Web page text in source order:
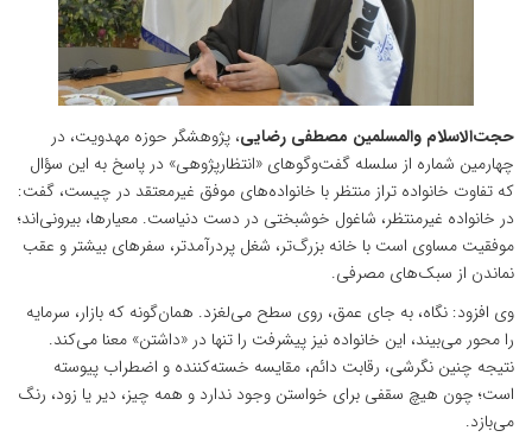
حجت‌الاسلام والمسلمین مصطفی رضایی، پژوهشگر حوزه مهدویت، در
چهارمین شماره از سلسله گفت‌و‌گو‌های «انتظارپژوهی» در پاسخ به این سؤال
که تفاوت خانواده تراز منتظر با خانواده‌های موفق غیرمعتقد در چیست، گفت:
در خانواده غیرمنتظر، شاغول خوشبختی در دست دنیاست. معیارها، بیرونی‌اند؛
موفقیت مساوی است با خانه‌ بزرگ‌تر، شغل پردرآمدتر، سفر‌های بیشتر و عقب
نماندن از سبک‌های مصرفی.
وی افزود: نگاه، به جای عمق، روی سطح می‌لغزد. همان‌گونه که بازار، سرمایه
را محور می‌بیند، این خانواده نیز پیشرفت را تنها در «داشتن» معنا می‌کند.
نتیجه چنین نگرشی، رقابت دائم، مقایسه خسته‌کننده و اضطراب پیوسته
است؛ چون هیچ سقفی برای خواستن وجود ندارد و همه چیز، دیر یا زود، رنگ
می‌بازد.